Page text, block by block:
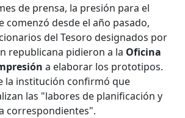
de prensa, la presión para el
comenzó desde el año pasado,
del Tesoro designados por
republicana pidieron a la Oficina
a elaborar los prototipos.
la institución confirmó que
las "labores de planificación y
correspondientes".